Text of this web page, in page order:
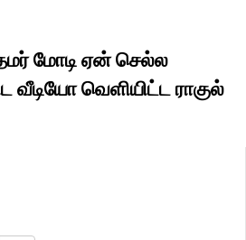
மோடி ஏன் செல்ல
வீடியோ வெளியிட்ட ராகுல்